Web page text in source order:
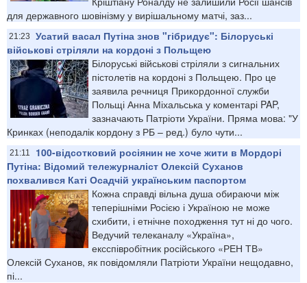
для державного шовінізму у вирішальному матчі, заз...
21:23
Усатий васал Путіна знов "гібридує": Білоруські
військові стріляли на кордоні з Польщею
Білоруські військові стріляли з сигнальних
пістолетів на кордоні з Польщею. Про це
заявила речниця Прикордонної служби
Польщі Анна Міхальська у коментарі PAP,
зазначають Патріоти України. Пряма мова: "У
Кринках (неподалік кордону з РБ – ред.) було чути...
21:11
​100-відсотковий росіянин не хоче жити в Мордорі
Путіна: Відомий тележурналіст Олексій Суханов
похвалився Каті Осадчій українським паспортом
Кожна справді вільна душа обираючи між
теперішніми Росією і Україною не може
схибити, і етнічне походження тут ні до чого.
Ведучий телеканалу «Україна»,
ексспівробітник російського «РЕН ТВ»
Олексій Суханов, як повідомляли Патріоти України нещодавно,
пі...